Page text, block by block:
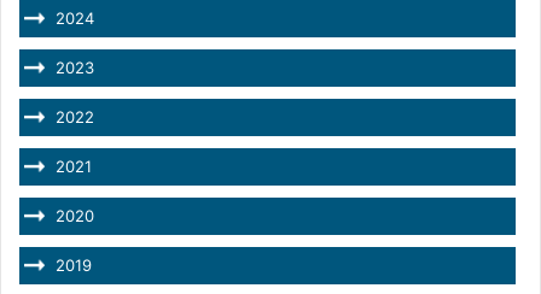
2024
2023
2022
2021
2020
2019